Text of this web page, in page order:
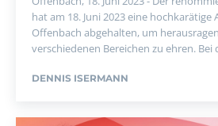
hat am 18. Juni 2023 eine hochkarätige
Offenbach abgehalten, um
verschiedenen Bereichen zu ehren. Bei
DENNIS ISERMANN